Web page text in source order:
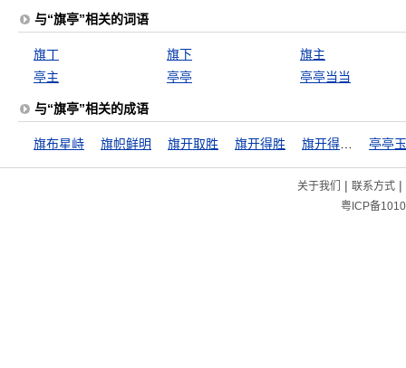
与“旗亭”相关的词语
旗丁 旗下
旗主
亭主
亭亭 亭亭当当
与“旗亭”相关的成语
旗布星峙 旗帜鲜明 旗开取胜 旗开得胜 亭亭
关于我们 | 联系方式|
粤ICP备